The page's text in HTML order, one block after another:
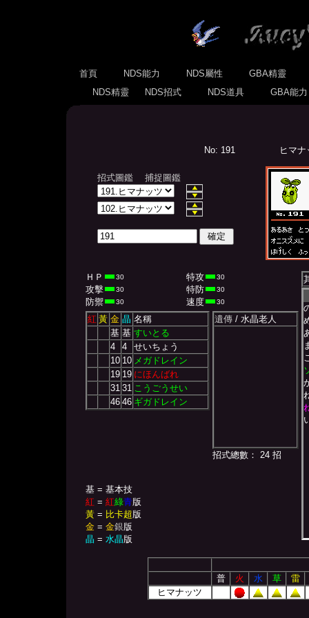
首頁 NDS能力 NDS屬性
GBA精靈
NDS精靈
NDS招式 NDS道具 GBA能
No: 191 ヒマナ
招式圖鑑 捕捉圖鑑
ＨＰ 30 特攻 30
攻擊 30 特防 30
防禦 30 速度 30
紅 黃 金 晶 名稱
基 基 すいとる
4
4
せいちょう
10 10 メガドレイン
19 19 にほんばれ
31 31 こうごうせい
46 46 ギガドレイン
基 = 基本技
紅 = 紅綠青版
黃= 比卡超 版
金= 金銀 版
晶 = 水晶 版
遺傳/ 水晶老人
招式總數： 24 招
普 火 水 草
雷
ヒマナッツ